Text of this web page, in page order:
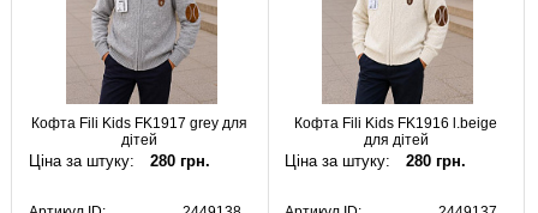
Кофта Fili Kids FK1917 grey для
дітей
Ціна за штуку: 280 грн.
Кофта Fili Kids FK1916 l.beige
для дітей
Ціна за штуку: 280 грн.